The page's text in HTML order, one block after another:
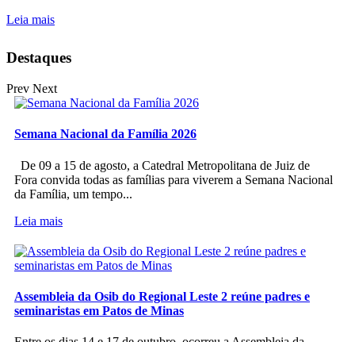
Leia mais
Destaques
Prev Next
Semana Nacional da Família 2026
De 09 a 15 de agosto, a Catedral Metropolitana de Juiz de
Fora convida todas as famílias para viverem a Semana Nacional
da Família, um tempo...
Leia mais
Assembleia da Osib do Regional Leste 2 reúne padres e
seminaristas em Patos de Minas